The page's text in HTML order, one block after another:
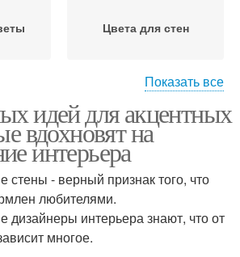
Цвета для стен
Модные цветы
Цвета для комнаты
Показать все
идей для акцентных
вдохновят на
интерьера
стены - верный признак того, что
любителями.
интерьера знают, что от
многое.